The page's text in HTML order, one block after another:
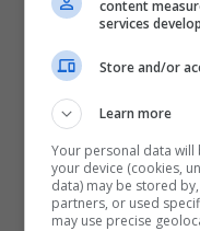
content
services
Store and/or
Learn more
Your personal data
your device (cookies,
data) may be stored
partners, or used
may use precise